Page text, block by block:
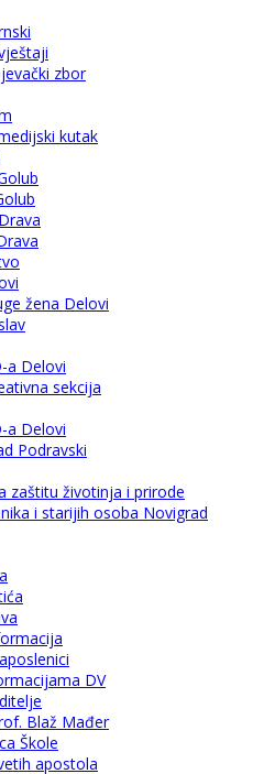
zbor
kutak
žena Delovi
a Delovi
sekcija
a Delovi
Podravski
zaštitu životinja i prirode
i starijih osoba Novigrad
DV
Blaž Mađer
Škole
apostola